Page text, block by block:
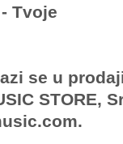
Tvoje
se u
STORE,